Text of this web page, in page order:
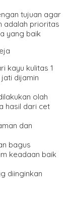
tujuan agar
adalah prioritas
yang baik
kayu kulitas 1
dijamin
olah
hasil dari cet
dan
bagus
keadaan baik
diinginkan